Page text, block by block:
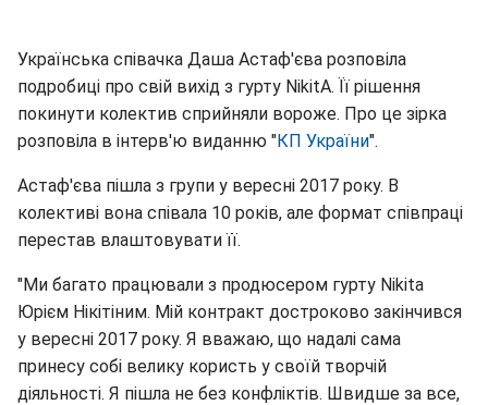
Українська співачка Даша Астаф'єва розповіла
подробиці про свій вихід з гурту NikitA. Її рішення
покинути колектив сприйняли вороже. Про це зірка
розповіла в інтерв'ю виданню "КП України".
Астаф'єва пішла з групи у вересні 2017 року. В
колективі вона співала 10 років, але формат співпраці
перестав влаштовувати її.
"Ми багато працювали з продюсером гурту Nikita
Юрієм Нікітіним. Мій контракт достроково закінчився
у вересні 2017 року. Я вважаю, що надалі сама
принесу собі велику користь у своїй творчій
діяльності. Я пішла не без конфліктів. Швидше за все,